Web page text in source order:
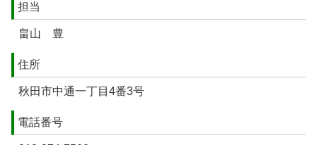
担当
畠山 豊
住所
秋田市中通一丁目4番3号
電話番号